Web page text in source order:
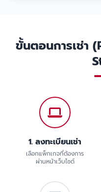
ขั้นตอนการเช่า
1. ลงทะเบียนเช่า
เลือกแพ็กเกจที่ต้องการ
ผ่านหน้าเว็บไซต์